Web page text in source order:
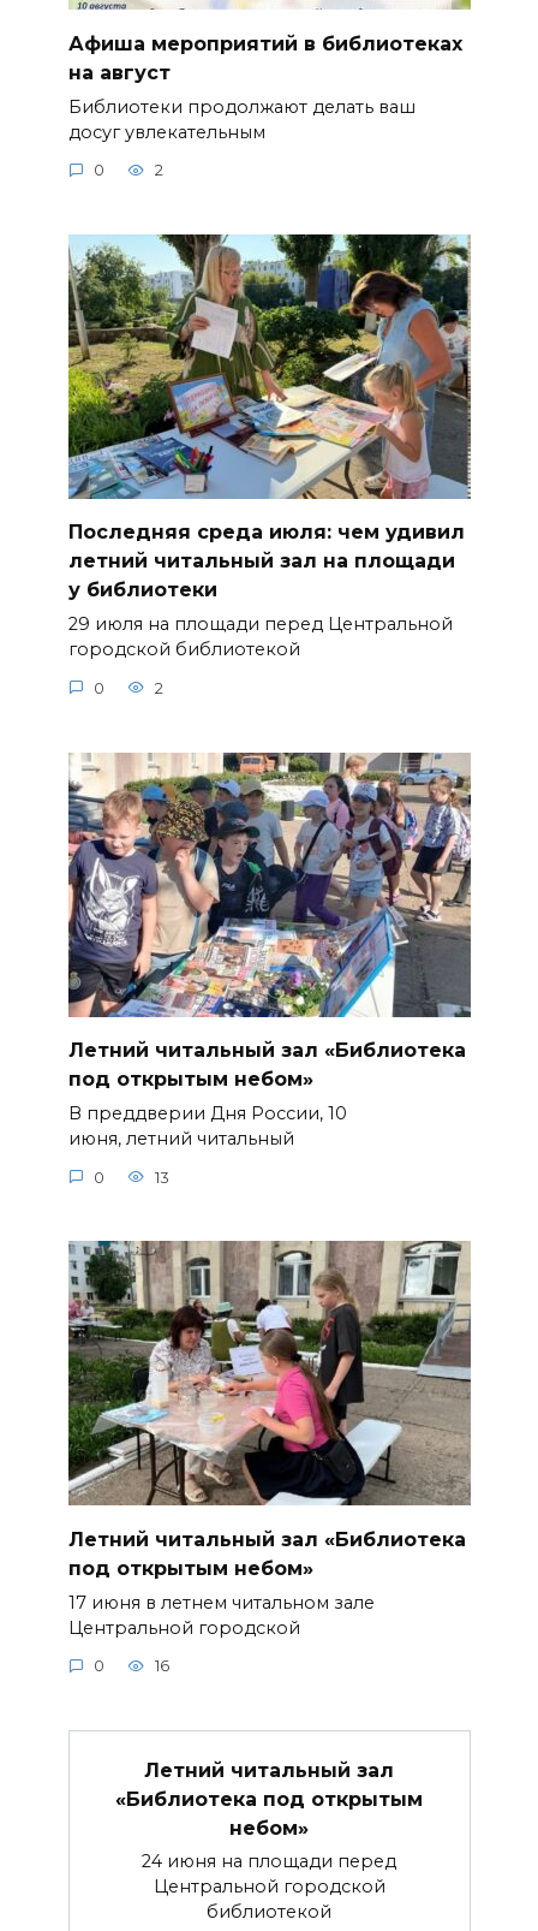
Афиша мероприятий в библиотеках
на август
Библиотеки продолжают делать ваш
досуг увлекательным
0 2
Последняя среда июля: чем удивил
летний читальный зал на площади
у библиотеки
29 июля на площади перед Центральной
городской библиотекой
0 2
Летний читальный зал «Библиотека
под открытым небом»
В преддверии Дня России, 10
июня, летний читальный
0 13
Летний читальный зал «Библиотека
под открытым небом»
17 июня в летнем читальном зале
Центральной городской
0 16
Летний читальный зал
«Библиотека под открытым
небом»
24 июня на площади перед
Центральной городской
библиотекой